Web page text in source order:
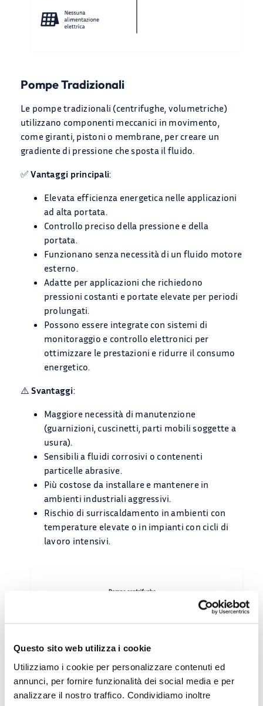
Questo sito web utilizza i cookie
Utilizziamo i cookie per personalizzare contenuti ed
annunci, per fornire funzionalità dei social media e per
analizzare il nostro traffico. Condividiamo inoltre
Pompe Tradizionali
Le pompe tradizionali (centrifughe, volumetriche)
utilizzano componenti meccanici in movimento,
come giranti, pistoni o membrane, per creare un
gradiente di pressione che sposta il fluido.
✅Vantaggi principali:
Elevata efficienza energetica nelle applicazioni
ad alta portata.
Controllo preciso della pressione e della
portata.
Funzionano senza necessità di un fluido motore
esterno.
Adatte per applicazioni che richiedono
pressioni costanti e portate elevate per periodi
prolungati.
Possono essere integrate con sistemi di
monitoraggio e controllo elettronici per
ottimizzare le prestazioni e ridurre il consumo
energetico.
⚠️Svantaggi:
Maggiore necessità di manutenzione
(guarnizioni, cuscinetti, parti mobili soggette a
usura).
Sensibili a fluidi corrosivi o contenenti
particelle abrasive.
Più costose da installare e mantenere in
ambienti industriali aggressivi.
Rischio di surriscaldamento in ambienti con
temperature elevate o in impianti con cicli di
lavoro intensivi.